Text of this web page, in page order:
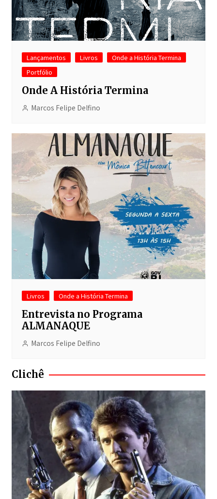
Lançamentos Livros
Onde a História Termina
Portfólio
Onde A História Termina
Marcos Felipe Delfino
Livros Onde a História Termina
Entrevista no Programa
ALMANAQUE
Marcos Felipe Delfino
Clichê